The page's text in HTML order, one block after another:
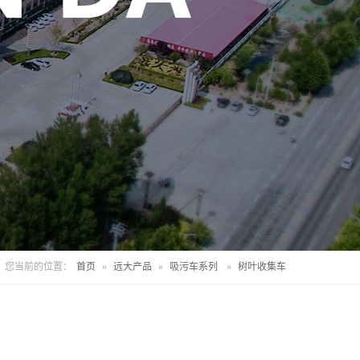
您当前的位置： 首页 » 远大产品 » 吸污车系列 » 树叶收集车